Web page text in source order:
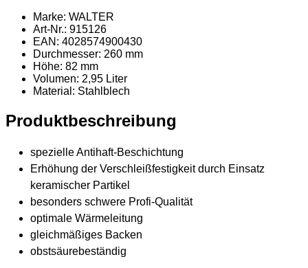
Marke: WALTER
Art-Nr.: 915126
EAN: 4028574900430
Durchmesser: 260 mm
Höhe: 82 mm
Volumen: 2,95 Liter
Material : Stahlblech
Produktbeschreibung
spezielle Antihaft-Beschichtung
Erhöhung der Verschleißfestigkeit durch Einsatz
keramischer Partikel
besonders schwere Profi-Qualität
optimale Wärmeleitung
gleichmäßiges Backen
obstsäurebeständig